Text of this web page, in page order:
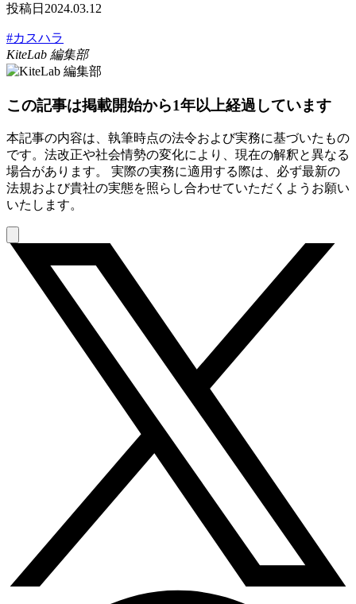
投稿日 2024.03.12
#カスハラ
KiteLab 編集部
この記事は掲載開始から1年以上経過しています
本記事の内容は、執筆時点の法令および実務に基づいたもの
です。法改正や社会情勢の変化により、現在の解釈と異なる
場合があります。 実際の実務に適用する際は、必ず最新の
法規および貴社の実態を照らし合わせていただくようお願い
いたします。